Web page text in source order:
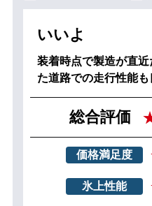
いいよ
装着時点で製造が直
た道路での走行性能も
総合評価
価格満足度
氷上性能